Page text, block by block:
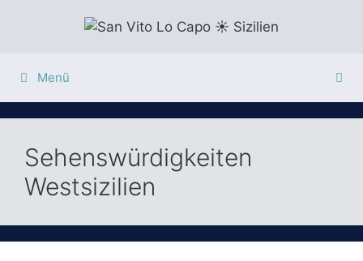
Menü
Sehenswürdigkeiten
Westsizilien